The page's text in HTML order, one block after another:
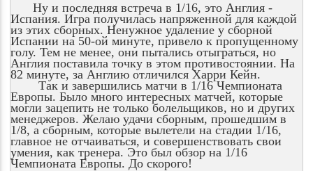
Ну и последняя встреча в 1/16, это Англия -
Испания. Игра получилась напряженной для каждой
из этих сборных. Ненужное удаление у сборной
Испании на 50-ой минуте, привело к пропущенному
голу. Тем не менее, они пытались отыграться, но
Англия поставила точку в этом противостоянии. На
82 минуте, за Англию отличился Харри Кейн.
Так и завершились матчи в 1/16 Чемпионата
Европы. Было много интересных матчей, которые
могли зацепить не только болельщиков, но и других
менеджеров. Желаю удачи сборным, прошедшим в
1/8, а сборным, которые вылетели на стадии 1/16,
главное не отчаиваться, и совершенствовать свои
умения, как тренера. Это был обзор на 1/16
Чемпионата Европы. До скорого!